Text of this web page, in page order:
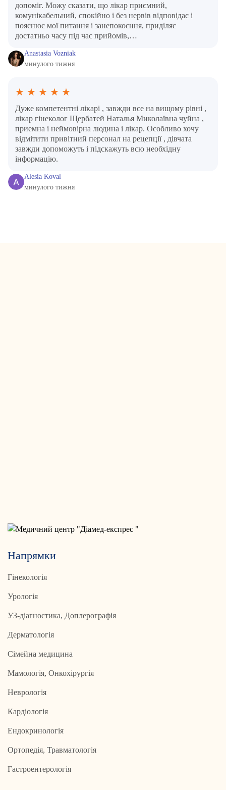
допоміг. Можу сказати, що лікар приємний,
комунікабельний, спокійно і без нервів відповідає і
пояснює мої питання і занепокоєння, приділяє
достатньо часу під час прийомів,…
Anastasia Vozniak
минулого тижня
★ ★ ★ ★ ★
Дуже компетентні лікарі , завжди все на вищому рівні ,
лікар гінеколог Щербатей Наталья Миколаївна чуйна ,
приемна і неймовірна людина і лікар. Особливо хочу
відмітити привітний персонал на рецепції , дівчата
завжди допоможуть і підскажуть всю необхідну
інформацію.
Alesia Koval
минулого тижня
Напрямки
Гінекологія
Урологія
УЗ-діагностика, Доплерографія
Дерматологія
Сімейна медицина
Мамологія, Онкохірургія
Неврологія
Кардіологія
Ендокринологія
Ортопедія, Травматологія
Гастроентерологія